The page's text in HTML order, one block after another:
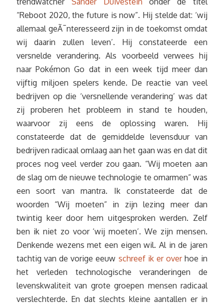
“Reboot 2020, the future is now”. Hij stelde dat: ‘wij
allemaal geÃ¯nteresseerd zijn in de toekomst omdat
wij daarin zullen leven’. Hij constateerde een
versnelde verandering. Als voorbeeld verwees hij
naar Pokémon Go dat in een week tijd meer dan
vijftig miljoen spelers kende. De reactie van veel
bedrijven op die ‘versnellende verandering’ was dat
zij proberen het probleem in stand te houden,
waarvoor zij eens de oplossing waren. Hij
constateerde dat de gemiddelde levensduur van
bedrijven radicaal omlaag aan het gaan was en dat dit
proces nog veel verder zou gaan. “Wij moeten aan
de slag om de nieuwe technologie te omarmen” was
een soort van mantra. Ik constateerde dat de
woorden “Wij moeten” in zijn lezing meer dan
twintig keer door hem uitgesproken werden. Zelf
ben ik niet zo voor ‘wij moeten’. We zijn mensen.
Denkende wezens met een eigen wil. Al in de jaren
tachtig van de vorige eeuw schreef ik er overhoe in
het verleden technologische veranderingen de
levenskwaliteit van grote groepen mensen radicaal
verslechterde. En dat slechts kleine aantallen er in